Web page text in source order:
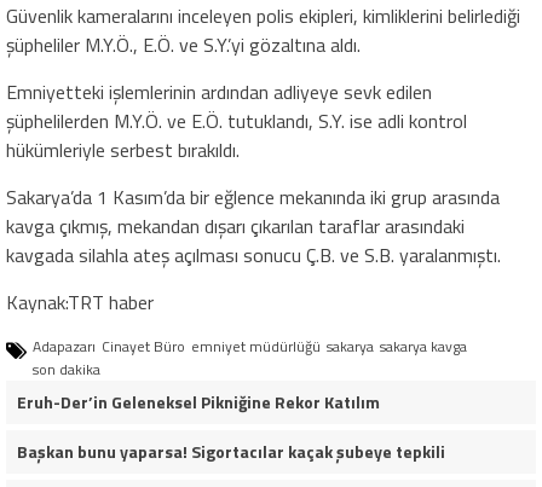
Güvenlik kameralarını inceleyen polis ekipleri, kimliklerini belirlediği
şüpheliler M.Y.Ö., E.Ö. ve S.Y.’yi gözaltına aldı.
Emniyetteki işlemlerinin ardından adliyeye sevk edilen
şüphelilerden M.Y.Ö. ve E.Ö. tutuklandı, S.Y. ise adli kontrol
hükümleriyle serbest bırakıldı.
Sakarya’da 1 Kasım’da bir eğlence mekanında iki grup arasında
kavga çıkmış, mekandan dışarı çıkarılan taraflar arasındaki
kavgada silahla ateş açılması sonucu Ç.B. ve S.B. yaralanmıştı.
Kaynak:TRT haber
Adapazarı Cinayet Büro emniyet müdürlüğü sakarya sakarya kavga
son dakika
Eruh-Der’in Geleneksel Pikniğine Rekor Katılım
Başkan bunu yaparsa! Sigortacılar kaçak şubeye tepkili